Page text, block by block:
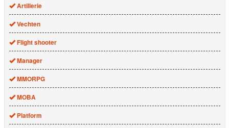
Artillerie
Vechten
Flight shooter
Manager
MMORPG
MOBA
Platform